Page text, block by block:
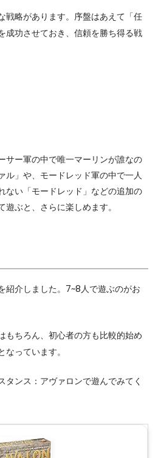
戦略があります。序盤はあえて「任
成功させておき、信頼を勝ち得る戦
サー軍の中で唯一マーリンが誰なの
ル」や、モードレッド軍の中で一人
ない「モードレッド」などの追加の
ぶと、さらに楽しめます。
紹介しました。7~8人で遊ぶのがお
もちろん、初心者の方も比較的始め
っています。
タンス：アヴァロンで遊んでみてく